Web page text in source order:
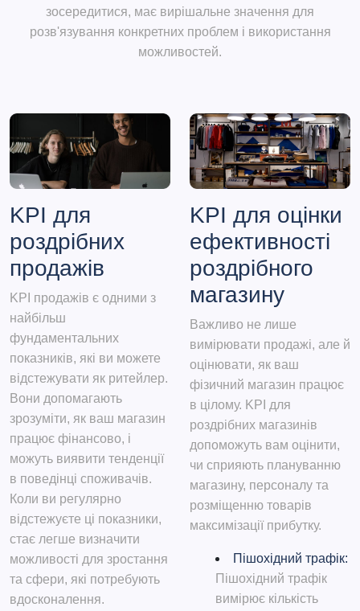
зосередитися, має вирішальне значення для
розв'язування конкретних проблем і використання
можливостей.
KPI для
роздрібних
продажів
KPI продажів є одними з
найбільш
фундаментальних
показників, які ви можете
відстежувати як ритейлер.
Вони допомагають
зрозуміти, як ваш магазин
працює фінансово, і
можуть виявити тенденції
в поведінці споживачів.
Коли ви регулярно
відстежуєте ці показники,
стає легше визначити
можливості для зростання
та сфери, які потребують
вдосконалення.
KPI для оцінки
ефективності
роздрібного
магазину
Важливо не лише
вимірювати продажі, але й
оцінювати, як ваш
фізичний магазин працює
в цілому. KPI для
роздрібних магазинів
допоможуть вам оцінити,
чи сприяють плануванню
магазину, персоналу та
розміщенню товарів
максимізації прибутку.
Пішохідний трафік:
Пішохідний трафік
вимірює кількість